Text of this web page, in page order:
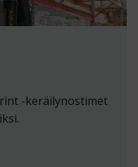
-keräilynostimet